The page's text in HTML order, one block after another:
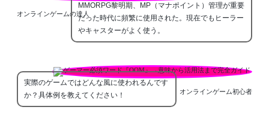
オンラインゲームの達人
MMORPG黎明期、MP（マナポイント）管理が重要
だった時代に頻繁に使用された。現在でもヒーラー
やキャスターがよく使う。
オンラインゲーム初心者
実際のゲームではどんな風に使われるんです
か？具体例を教えてください！